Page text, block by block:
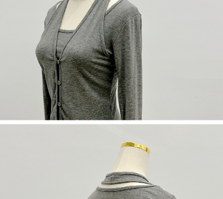
恩沛科技股份有限公司將有權停止該用戶之使用額度並採取法律行動。